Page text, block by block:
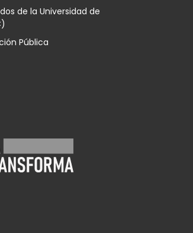
de la Universidad de
Pública